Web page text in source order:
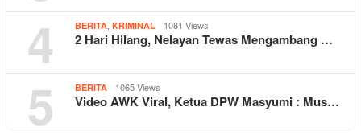
4 BERITA KRIMINAL 1081 Views
2 Hari Hilang, Nelayan Tewas Mengambang …
5 BERITA 1065 Views
Video AWK Viral, Ketua DPW Masyumi : Mus…